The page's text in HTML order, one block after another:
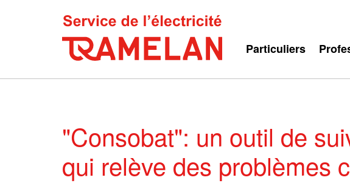
Particuliers
"Consobat": un outil de
qui relève des problèmes